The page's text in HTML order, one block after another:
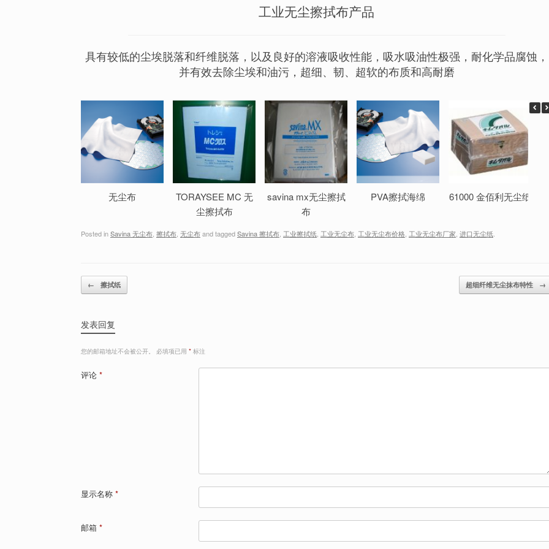
工业无尘擦拭布产品
具有较低的尘埃脱落和纤维脱落，以及良好的溶液吸收性能，吸水吸油性极强，耐化学品腐蚀，
并有效去除尘埃和油污，超细、韧、超软的布质和高耐磨
无尘布
TORAYSEE MC 无
尘擦拭布
savina mx无尘擦拭
布
PVA擦拭海绵 61000 金佰利无尘纸
Posted inSavina 无尘布, 擦拭布, 无尘布and taggedSavina 擦拭布, 工业擦拭纸, 工业无尘布, 工业无尘布价格, 工业无尘布厂家, 进口无尘纸.
Post navigation
← 擦拭纸 超细纤维无尘抹布特性 →
发表回复
您的邮箱地址不会被公开。 必填项已用 * 标注
评论 *
显示名称 *
邮箱 *